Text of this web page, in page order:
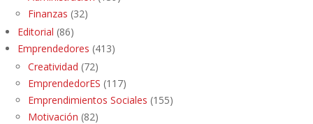
Finanzas (32)
Editorial (86)
Emprendedores (413)
Creatividad (72)
EmprendedorES (117)
Emprendimientos Sociales (155)
Motivación (82)